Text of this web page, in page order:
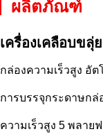
ผลิตภัณฑ์
เครื่องเคลือบขลุ่ย
กล่องความเร็วสูง อัต
การบรรจุกระดาษก
ความเร็วสูง 5 พลาย